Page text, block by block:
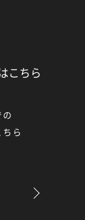
こちら
ら